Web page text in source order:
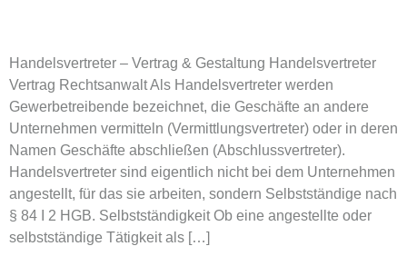
Handelsvertreter – Vertrag & Gestaltung Handelsvertreter
Vertrag Rechtsanwalt Als Handelsvertreter werden
Gewerbetreibende bezeichnet, die Geschäfte an andere
Unternehmen vermitteln (Vermittlungsvertreter) oder in deren
Namen Geschäfte abschließen (Abschlussvertreter).
Handelsvertreter sind eigentlich nicht bei dem Unternehmen
angestellt, für das sie arbeiten, sondern Selbstständige nach
§ 84 I 2 HGB. Selbstständigkeit Ob eine angestellte oder
selbstständige Tätigkeit als […]